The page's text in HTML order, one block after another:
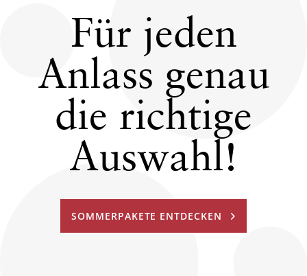
Für jeden
Anlass genau
die richtige
Auswahl!
SOMMERPAKETE ENTDECKEN